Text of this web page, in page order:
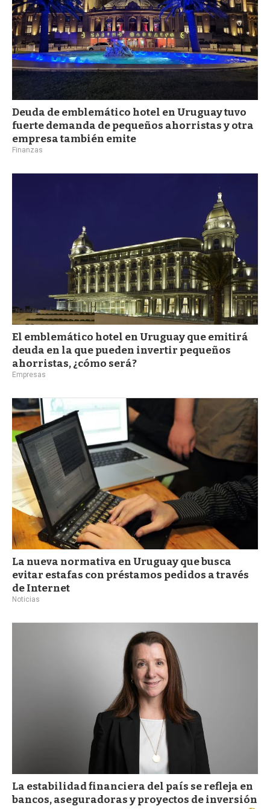
Deuda de emblemático hotel en Uruguay tuvo
fuerte demanda de pequeños ahorristas y otra
empresa también emite
Finanzas
El emblemático hotel en Uruguay que emitirá
deuda en la que pueden invertir pequeños
ahorristas, ¿cómo será?
Empresas
La nueva normativa en Uruguay que busca
evitar estafas con préstamos pedidos a través
de Internet
Noticias
La estabilidad financiera del país se refleja en
bancos, aseguradoras y proyectos de inversión